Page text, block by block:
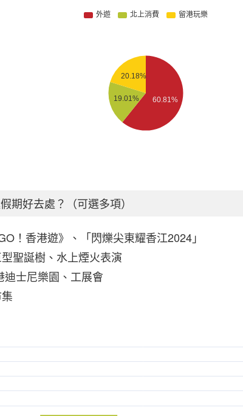
期好去處？（可選多項）
！香港遊》、「閃爍尖東耀香江2024」
聖誕樹、水上煙火表演
士尼樂園、工展會